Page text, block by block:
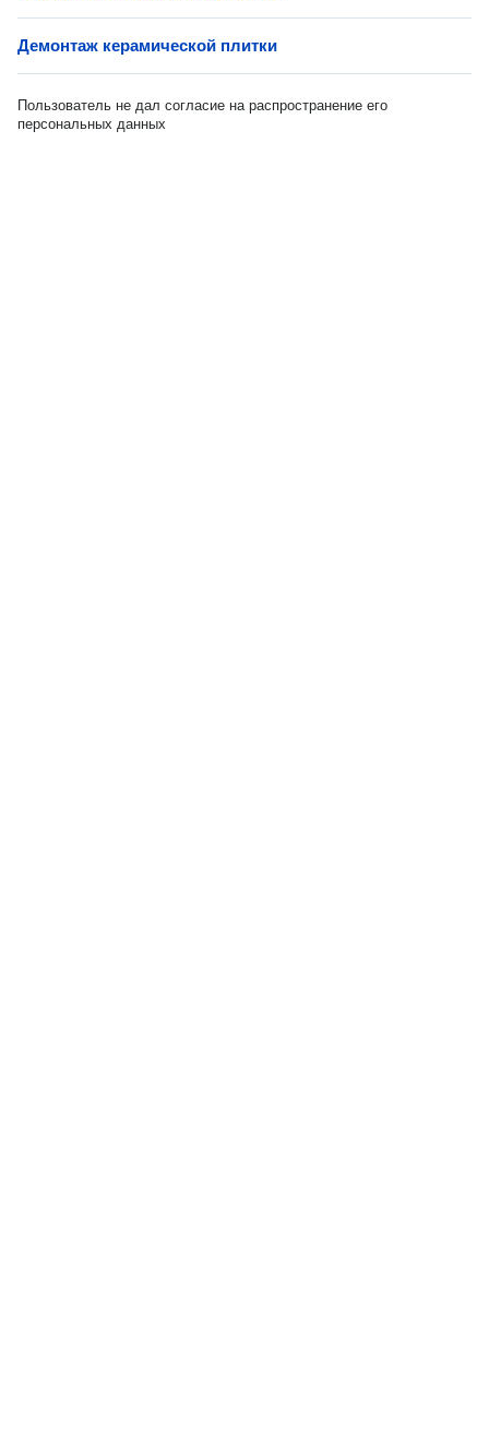
Демонтаж керамической плитки
Пользователь не дал согласие на распространение его
персональных данных